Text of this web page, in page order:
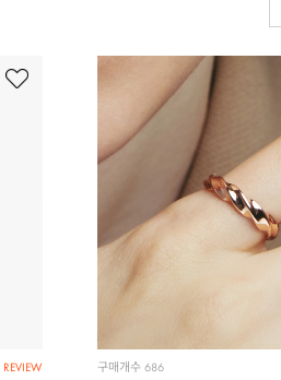
REVIEW 구매개수 686